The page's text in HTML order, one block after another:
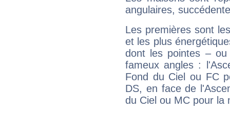
angulaires,
Les premières sont
et les plus
dont les pointes –
fameux angles :
Fond du Ciel ou FC
DS, en face de
du Ciel ou MC pour la